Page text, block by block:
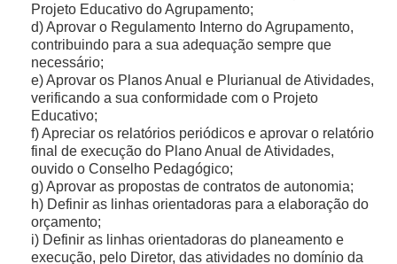
Projeto Educativo do Agrupamento;
Aprovar o Regulamento Interno do Agrupamento,
contribuindo para a sua adequação sempre que
necessário;
Aprovar os Planos Anual e Plurianual de Atividades,
verificando a sua conformidade com o Projeto
Educativo;
Apreciar os relatórios periódicos e aprovar o relatório
final de execução do Plano Anual de Atividades,
ouvido o Conselho Pedagógico;
Aprovar as propostas de contratos de autonomia;
Definir as linhas orientadoras para a elaboração do
orçamento;
Definir as linhas orientadoras do planeamento e
execução, pelo Diretor, das atividades no domínio da